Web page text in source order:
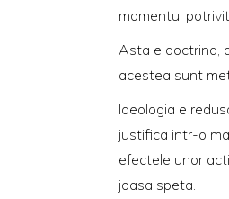
momentul
Asta e doctrina,
acestea sunt
Ideologia e
justifica intr-o
efectele unor
joasa speta.